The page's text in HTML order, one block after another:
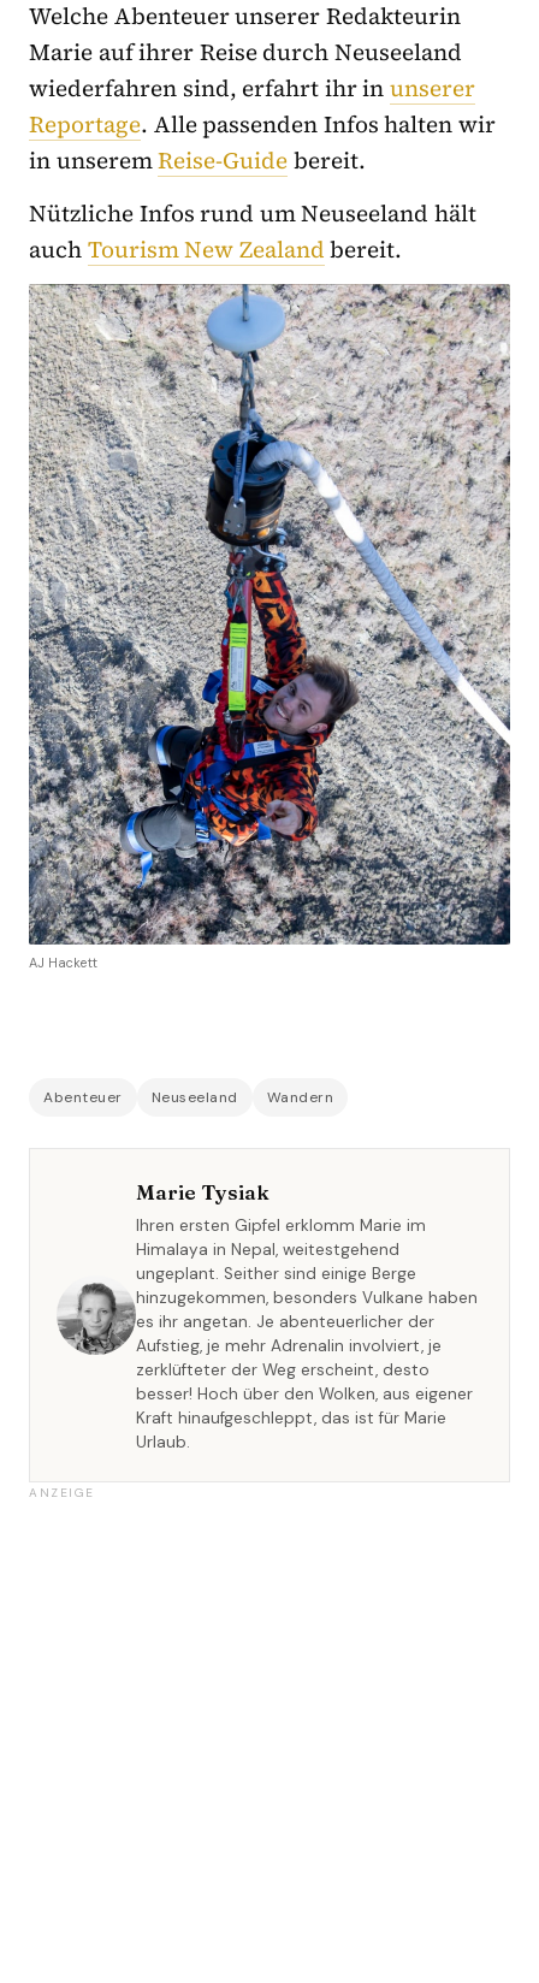
Welche Abenteuer unserer Redakteurin
Marie auf ihrer Reise durch Neuseeland
wiederfahren sind, erfahrt ihr inunserer
Reportage. Alle passenden Infos halten wir
in unseremReise-Guidebereit.
Nützliche Infos rund um Neuseeland hält
auchTourism New Zealandbereit.
AJ Hackett
Abenteuer Neuseeland Wandern
Marie Tysiak
Ihren ersten Gipfel erklomm Marie im
Himalaya in Nepal, weitestgehend
ungeplant. Seither sind einige Berge
hinzugekommen, besonders Vulkane haben
es ihr angetan. Je abenteuerlicher der
Aufstieg, je mehr Adrenalin involviert, je
zerklüfteter der Weg erscheint, desto
besser! Hoch über den Wolken, aus eigener
Kraft hinaufgeschleppt, das ist für Marie
Urlaub.
ANZEIGE